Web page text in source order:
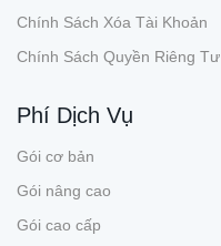
Chính Sách Xóa Tài Khoản
Chính Sách Quyền Riêng Tư
Phí Dịch Vụ
Gói cơ bản
Gói nâng cao
Gói cao cấp